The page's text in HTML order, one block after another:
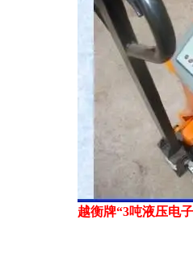
越衡牌“3吨液压电